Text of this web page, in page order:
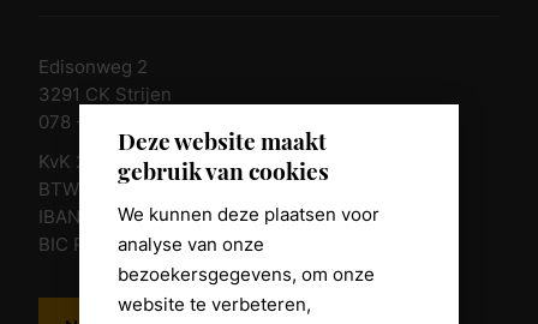
Deze website maakt
gebruik van cookies
We kunnen deze plaatsen voor
analyse van onze
bezoekersgegevens, om onze
website te verbeteren,
Edisonweg 2
3291 CK Strijen
078 - 674 84 85
KvK 23011135
BTW nr. NL 805098938.B.01
IBAN NL10 RABO 0361 8039 58
BIC RABONL2U